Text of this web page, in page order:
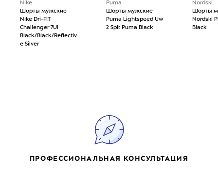
Nike
Шорты мужские
Nike Dri-FIT
Challenger 7Ul
Black/Black/Reflectiv
e Silver
Puma
Шорты мужские
Puma Lightspeed Uw
2 Splt Puma Black
Nordski
Шорты
Nordski
Black
ПРОФЕССИОНАЛЬНАЯ КОНСУЛЬТАЦИЯ